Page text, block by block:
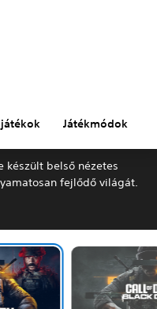
Játékmódok
készült belső nézetes
fejlődő világát.